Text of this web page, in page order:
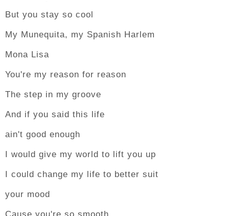
But you stay so cool
My Munequita, my Spanish Harlem
Mona Lisa
You're my reason for reason
The step in my groove
And if you said this life
ain't good enough
I would give my world to lift you up
I could change my life to better suit
your mood